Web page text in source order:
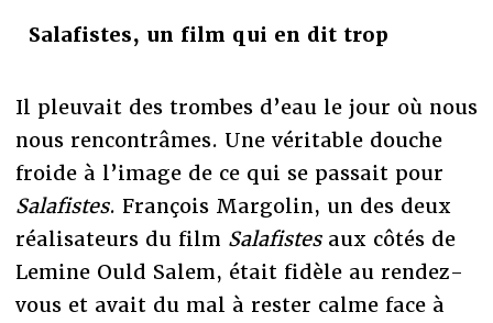
Salafistes, un film qui en dit trop
Il pleuvait des trombes d’eau le jour où nous
nous rencontrâmes. Une véritable douche
froide à l’image de ce qui se passait pour
Salafistes. François Margolin, un des deux
réalisateurs du film Salafistesaux côtés de
Lemine Ould Salem, était fidèle au rendez-
vous et avait du mal à rester calme face à